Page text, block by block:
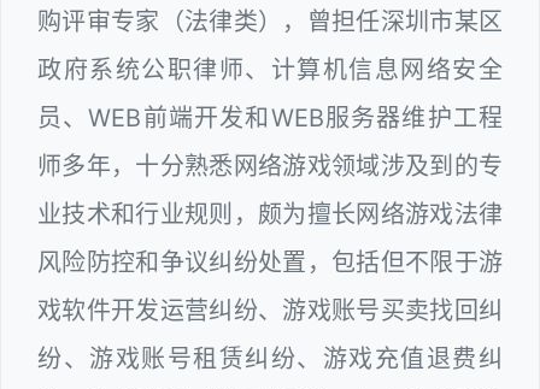
购评审专家（法律类），曾担任深圳市某区
政府系统公职律师、计算机信息网络安全
员、WEB前端开发和WEB服务器维护工程
师多年，十分熟悉网络游戏领域涉及到的专
业技术和行业规则，颇为擅长网络游戏法律
风险防控和争议纠纷处置，包括但不限于游
戏软件开发运营纠纷、游戏账号买卖找回纠
纷、游戏账号租赁纠纷、游戏充值退费纠